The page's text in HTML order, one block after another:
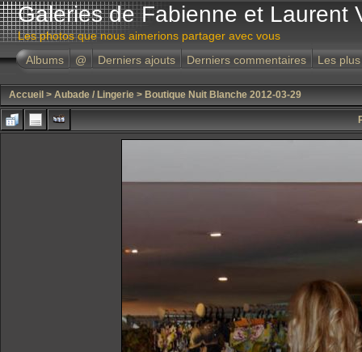
Galeries de Fabienne et Laurent
Les photos que nous aimerions partager avec vous
Albums
@ Derniers ajouts Derniers commentaires Les
Accueil > Aubade / Lingerie > Boutique Nuit Blanche 2012-03-29